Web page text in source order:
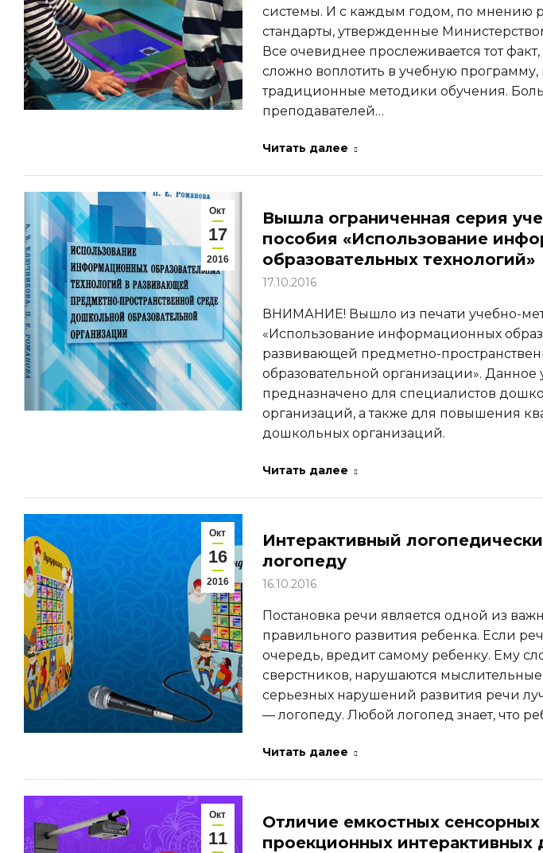
системы. И с каждым годом, по мнению
стандарты, утвержденные
Все очевиднее прослеживается тот
сложно воплотить в учебную
традиционные методики обучения.
преподавателей…
Читать далее
Окт
17
2016
Вышла ограниченная серия
пособия «Использование
образовательных технологий»
17.10.2016
ВНИМАНИЕ! Вышло из печати учебно-
«Использование информационных
развивающей предметно-
образовательной организации».
предназначено для специалистов
организаций, а также для повышения
дошкольных организаций.
Читать далее
Окт
16
2016
Интерактивный
логопеду
16.10.2016
Постановка речи является одной из
правильного развития ребенка. Если
очередь, вредит самому ребенку. Ему
сверстников, нарушаются
серьезных нарушений развития речи
— логопеду. Любой логопед знает, что
Читать далее
Окт
11
Отличие емкостных сенсорных
проекционных интерактивных